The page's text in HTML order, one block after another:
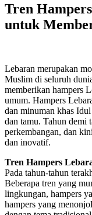
Tren
untuk
Lebaran merupakan
Muslim di seluruh
memberikan hampers
umum. Hampers
dan minuman khas
dan tamu. Tahun demi
perkembangan, dan
dan inovatif.
Tren Hampers
Pada tahun-tahun
Beberapa tren yang
lingkungan, hampers
hampers yang